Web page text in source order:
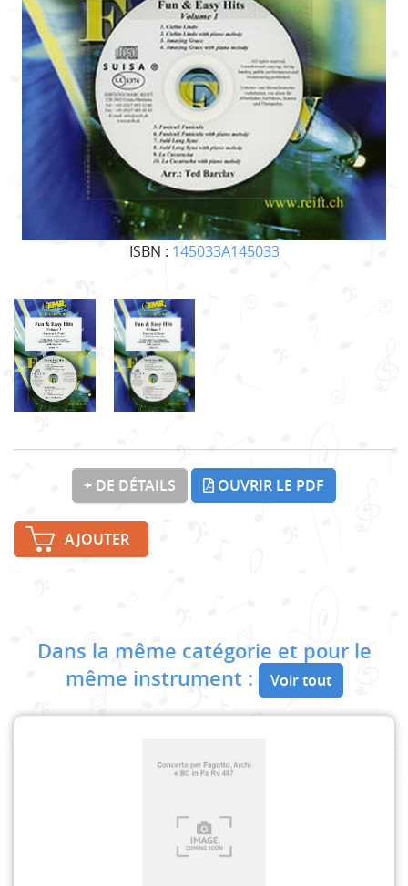
ISBN : 145033A145033
+ DE DÉTAILS OUVRIR LE PDF
AJOUTER
Dans la même catégorie et pour le
même instrument :
Voir tout